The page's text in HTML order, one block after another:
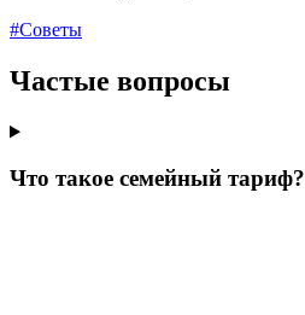
#Советы
Частые вопросы
Что такое семейный тариф?